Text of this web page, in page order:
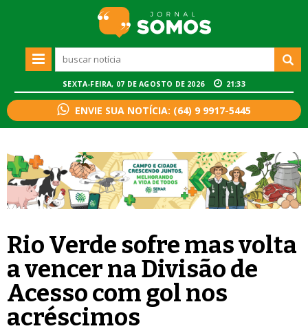
SEXTA-FEIRA, 07 DE AGOSTO DE 2026 21:33
ENVIE SUA NOTÍCIA: (64) 9 9917-5445
Rio Verde sofre mas volta
a vencer na Divisão de
Acesso com gol nos
acréscimos